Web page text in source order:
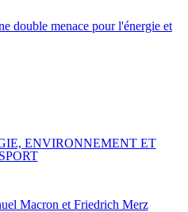
double menace pour l'énergie et
Macron et Friedrich Merz
ENVIRONNEMENT ET